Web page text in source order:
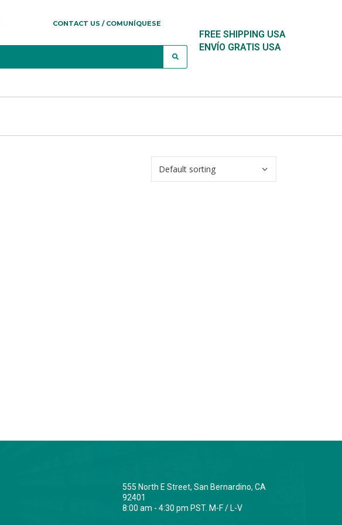
CONTACT US / COMUNÍQUESE
FREE SHIPPING USA
ENVÍO GRATIS USA
555 North E Street, San Bernardino, CA
92401
8:00 am - 4:30 pm PST. M-F / L-V